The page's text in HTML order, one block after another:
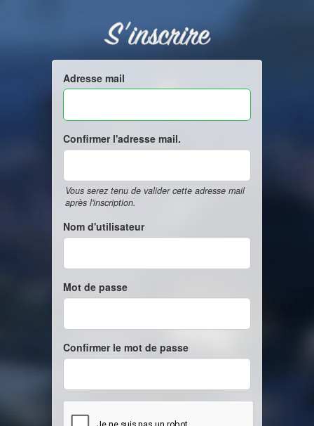
S'inscrire
Adresse mail
Confirmer l'adresse mail.
Vous serez tenu de valider cette adresse mail
après l'inscription.
Nom d'utilisateur
Mot de passe
Confirmer le mot de passe